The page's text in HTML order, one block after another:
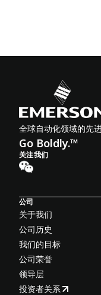
全球自动化领域的先
Go Boldly.™
关注我们
公司
关于我们
公司历史
我们的目标
公司荣誉
领导层
投资者关系